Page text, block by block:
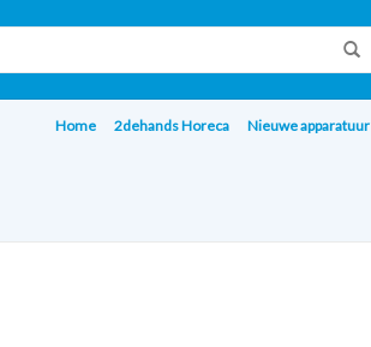
Home 2dehands Horeca Nieuwe apparatuur